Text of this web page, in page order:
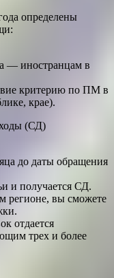
определены
— иностранцам в
критерию по ПМ в
крае).
(СД)
до даты обращения
и получается СД.
регионе, вы сможете
отдается
трех и более